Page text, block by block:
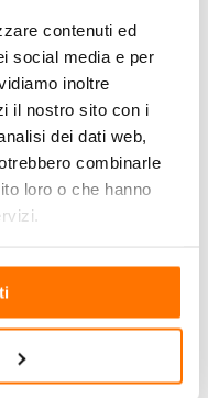
contenuti ed
social media e per
inoltre
il nostro sito con i
dei dati web,
combinarle
loro o che hanno
alcune tonalità
adatta
, potrai
a
delle tende
essere